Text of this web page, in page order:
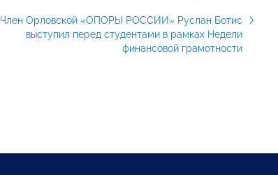
Член Орловской «ОПОРЫ РОССИИ» Руслан Ботис
выступил перед студентами в рамках Недели
финансовой грамотности